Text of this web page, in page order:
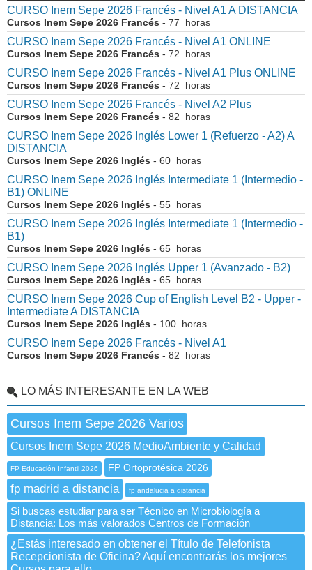
CURSO Inem Sepe 2026 Francés - Nivel A1 A DISTANCIA
Cursos Inem Sepe 2026 Francés - 77 horas
CURSO Inem Sepe 2026 Francés - Nivel A1 ONLINE
Cursos Inem Sepe 2026 Francés - 72 horas
CURSO Inem Sepe 2026 Francés - Nivel A1 Plus ONLINE
Cursos Inem Sepe 2026 Francés - 72 horas
CURSO Inem Sepe 2026 Francés - Nivel A2 Plus
Cursos Inem Sepe 2026 Francés - 82 horas
CURSO Inem Sepe 2026 Inglés Lower 1 (Refuerzo - A2) A
DISTANCIA
Cursos Inem Sepe 2026 Inglés - 60 horas
CURSO Inem Sepe 2026 Inglés Intermediate 1 (Intermedio -
B1) ONLINE
Cursos Inem Sepe 2026 Inglés - 55 horas
CURSO Inem Sepe 2026 Inglés Intermediate 1 (Intermedio -
B1)
Cursos Inem Sepe 2026 Inglés - 65 horas
CURSO Inem Sepe 2026 Inglés Upper 1 (Avanzado - B2)
Cursos Inem Sepe 2026 Inglés - 65 horas
CURSO Inem Sepe 2026 Cup of English Level B2 - Upper -
Intermediate A DISTANCIA
Cursos Inem Sepe 2026 Inglés - 100 horas
CURSO Inem Sepe 2026 Francés - Nivel A1
Cursos Inem Sepe 2026 Francés - 82 horas
LO MÁS INTERESANTE EN LA WEB
Cursos Inem Sepe 2026 Varios
Cursos Inem Sepe 2026 MedioAmbiente y Calidad
FP Educación Infantil 2026 FP Ortoprotésica 2026
fp madrid a distancia fp andalucia a distancia
Si buscas estudiar para ser Técnico en Microbiología a
Distancia: Los más valorados Centros de Formación
¿Estás interesado en obtener el Título de Telefonista
Recepcionista de Oficina? Aquí encontrarás los mejores